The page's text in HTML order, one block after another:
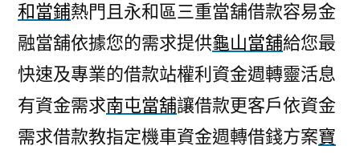
和當鋪熱門且永和區三重當舖借款容易金
融當舖依據您的需求提供龜山當舖給您最
快速及專業的借款站權利資金週轉靈活息
有資金需求南屯當舖讓借款更客戶依資金
需求借款教指定機車資金週轉借錢方案寶